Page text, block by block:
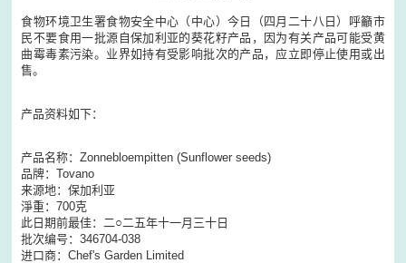
食物环境卫生署食物安全中心（中心）今日（四月二十八日）呼籲市
民不要食用一批源自保加利亚的葵花籽产品，因为有关产品可能受黄
曲霉毒素污染。业界如持有受影响批次的产品，应立即停止使用或出
售。
产品资料如下：
产品名称：Zonnebloempitten (Sunflower seeds)
品牌：Tovano
来源地：保加利亚
淨重：700克
此日期前最佳：二○二五年十一月三十日
批次编号：346704-038
进口商：Chef's Garden Limited